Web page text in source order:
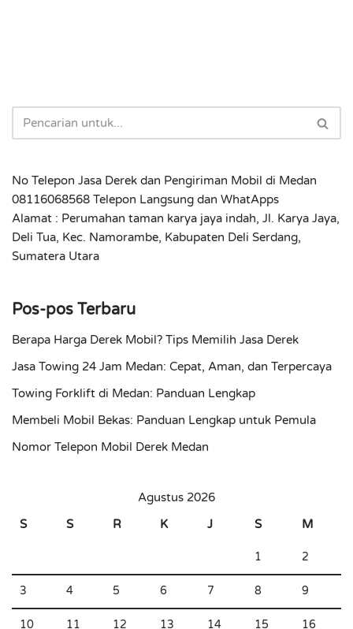
No Telepon Jasa Derek dan Pengiriman Mobil di Medan
08116068568 Telepon Langsung dan WhatApps
Alamat : Perumahan taman karya jaya indah, Jl. Karya Jaya,
Deli Tua, Kec. Namorambe, Kabupaten Deli Serdang,
Sumatera Utara
Pos-pos Terbaru
Berapa Harga Derek Mobil? Tips Memilih Jasa Derek
Jasa Towing 24 Jam Medan: Cepat, Aman, dan Terpercaya
Towing Forklift di Medan: Panduan Lengkap
Membeli Mobil Bekas: Panduan Lengkap untuk Pemula
Nomor Telepon Mobil Derek Medan
Agustus 2026
S
S R K J S M
1 2
3 4 5 6 7 8 9
10 11 12 13 14 15 16